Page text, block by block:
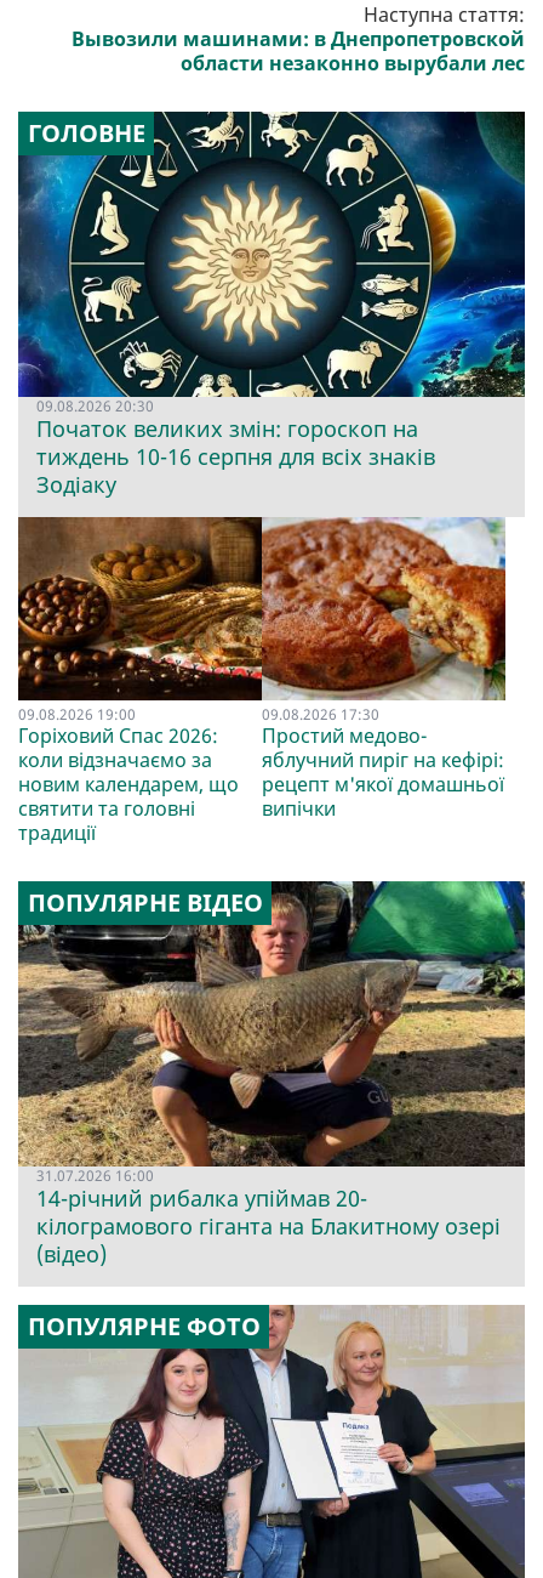
Наступна стаття:
Вывозили машинами: в Днепропетровской
области незаконно вырубали лес
ГОЛОВНЕ
09.08.2026 20:30
Початок великих змін: гороскоп на
тиждень 10-16 серпня для всіх знаків
Зодіаку
09.08.2026 19:00
Горіховий Спас 2026:
коли відзначаємо за
новим календарем, що
святити та головні
традиції
09.08.2026 17:30
Простий медово-
яблучний пиріг на кефірі:
рецепт м'якої домашньої
випічки
ПОПУЛЯРНЕ ВІДЕО
31.07.2026 16:00
14-річний рибалка упіймав 20-
кілограмового гіганта на Блакитному озері
(відео)
ПОПУЛЯРНЕ ФОТО